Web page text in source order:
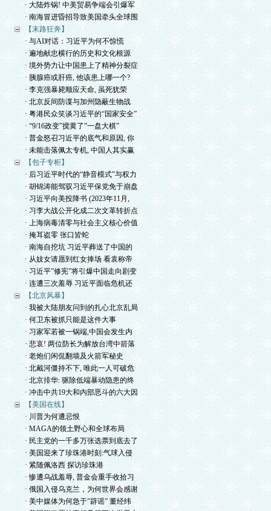
· 大陆炸锅! 中美贸易争端会引爆军
· 南海冒进昏招导致美国牵头全球围
【末路狂奔】
· 与AI对话：习近平为何不惊慌
· 遍地献忠横行的历史和文化根源
· 境外势力让中国患上了精神分裂症
· 胰腺癌或肝癌, 他该患上哪一个?
· 李克强暴毙顺应天命, 虽死犹荣
· 北京反间防谍与加州隐蔽生物战
· 粤港民众笑谈习近平的“国家安全”
· “9/16政变”搅黄了”一盘大棋”
· 普金怒召习近平的底气和原因, 你
· 未能击落佩太专机, 中国人其实赢
【包子专柜】
· 后习近平时代的“静音模式”与权力
· 胡锦涛能驾驭习近平保党免于崩盘
· 习近平向美投降书 (2023年11月,
· 习李大战公开化成二次文革转折点
· 上海病毒清零与社会主义核心价值
· 掩耳盗零 张口皆蛇
· 南海自挖坑 习近平葬送了中国的
· 从妓女请愿到红女捧场 看袁称帝
· 习近平”修宪”将引爆中国走向剧变
· 连遭三次羞辱 习近平面临危机还
【北京风暴】
· 我被大陆朋友问到的扎心北京乱局
· 何卫东被抓只能是这件大事
· 习家军若被一锅端,中国会发生内
· 悲哀! 两位防长为解放台湾中箭落
· 老炮们闲侃翻墙及火箭军秘史
· 北戴河僵持不下, 唯此一人可破危
· 北京排华: 驱除低端暴动隐患的终
· 冲击中共19大和内部恶斗的六大因
【美国在线】
· 川普为何遭忌恨
· MAGA的领土野心和全球布局
· 民主党的一千多万张选票到底去了
· 美国迎来了珍珠港时刻:气球入侵
· 紧随佩洛西 探访珍珠港
· 惨遭乌战羞辱, 普金会重手收拾习
· 俄国入侵乌克兰，为何世界会感谢
· 美中媒体为何急于”辟谣” 董经纬